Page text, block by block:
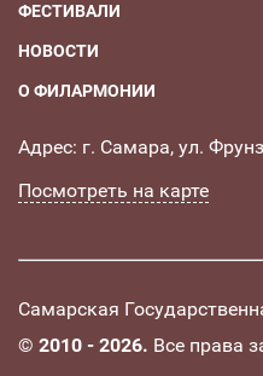
ФЕСТИВАЛИ
НОВОСТИ
О ФИЛАРМОНИИ
Адрес: г. Самара, ул.
Посмотреть на карте
Самарская
© 2010 - 2026. Все права